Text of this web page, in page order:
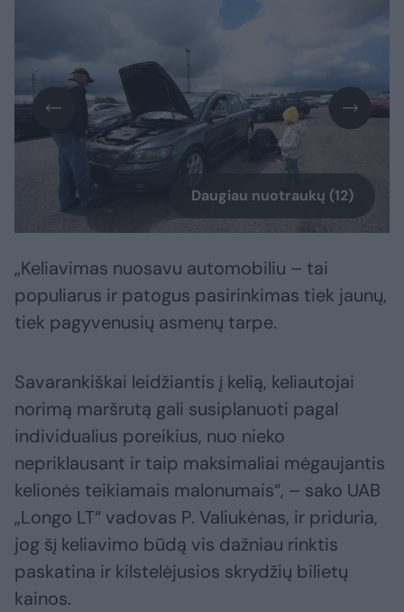
Daugiau nuotraukų (12)
„Keliavimas nuosavu automobiliu – tai
populiarus ir patogus pasirinkimas tiek jaunų,
tiek pagyvenusių asmenų tarpe.
Savarankiškai leidžiantis į kelią, keliautojai
norimą maršrutą gali susiplanuoti pagal
individualius poreikius, nuo nieko
nepriklausant ir taip maksimaliai mėgaujantis
kelionės teikiamais malonumais“, – sako UAB
„Longo LT“ vadovas P. Valiukėnas, ir priduria,
jog šį keliavimo būdą vis dažniau rinktis
paskatina ir kilstelėjusios skrydžių bilietų
kainos.